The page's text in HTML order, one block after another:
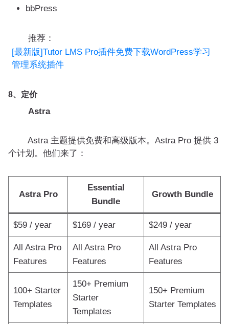
bbPress
推荐：
[最新版]Tutor LMS Pro插件免费下载WordPress学习
管理系统插件
8、定价
Astra
Astra 主题提供免费和高级版本。Astra Pro 提供 3
个计划。他们来了：
Astra Pro
Essential
Bundle
Growth Bundle
$59 / year $169 / year $249 / year
All Astra Pro
Features
All Astra Pro
Features
All Astra Pro
Features
100+ Starter
Templates
150+ Premium
Starter
Templates
150+ Premium
Starter Templates